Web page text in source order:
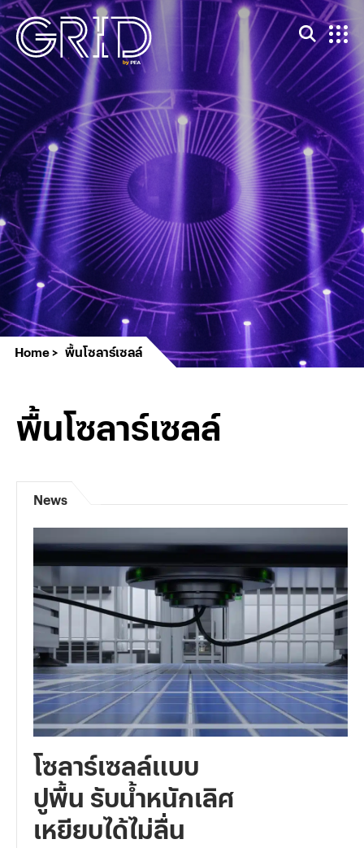
Home พื้นโซลาร์เซลล์
พื้นโซลาร์เซลล์
News
โซลาร์เซลล์แบบ
ปูพื้น รับน้ำหนักเลิศ
เหยียบได้ไม่ลื่น